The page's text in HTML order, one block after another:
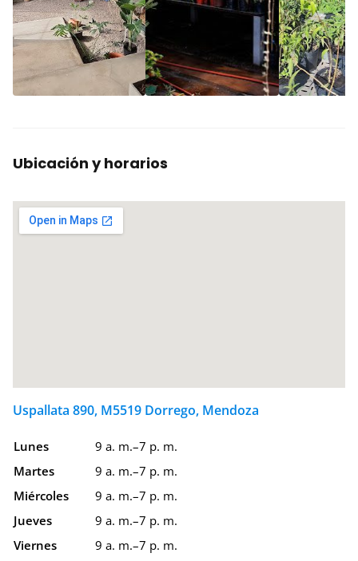
Ubicación y horarios
Uspallata 890, M5519 Dorrego, Mendoza
Lunes
9 a. m.–7 p. m.
Martes
9 a. m.–7 p. m.
Miércoles
9 a. m.–7 p. m.
Jueves
9 a. m.–7 p. m.
Viernes
9 a. m.–7 p. m.